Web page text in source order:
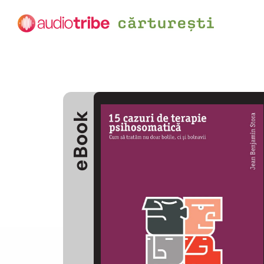
eBook